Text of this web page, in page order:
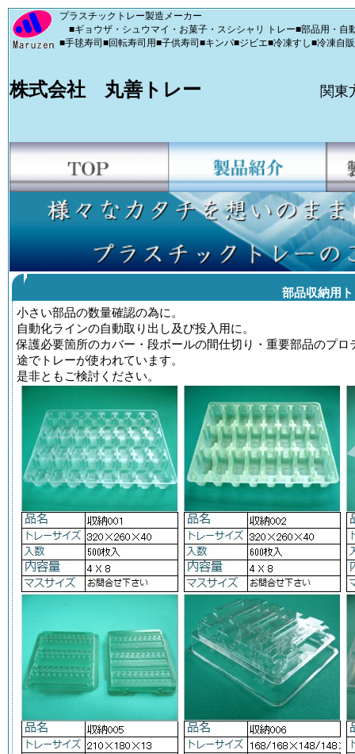
プラスチックトレー製造メーカー
■ギョウザ・シュウマイ・お菓子・スシシャリ トレー■部品用・自
■手毬寿司■回転寿司用■子供寿司■キンパ■ジビエ■冷凍すし■冷凍自
株式会社 丸善トレー 関東
部品収納用
小さい部品の数量確認の為に。
自動化ラインの自動取り出し及び投入用に。
保護必要箇所のカバー・段ボールの間仕切り・重要部品のプ
途でトレーが使われています。
是非ともご検討ください。